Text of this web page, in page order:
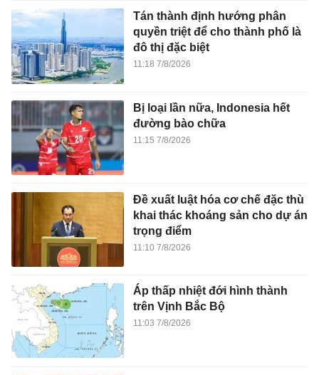
Tán thành định hướng phân
quyền triệt để cho thành phố là
đô thị đặc biệt
11:18 7/8/2026
Bị loại lần nữa, Indonesia hết
đường bào chữa
11:15 7/8/2026
Đề xuất luật hóa cơ chế đặc thù
khai thác khoáng sản cho dự án
trọng điểm
11:10 7/8/2026
Áp thấp nhiệt đới hình thành
trên Vịnh Bắc Bộ
11:03 7/8/2026